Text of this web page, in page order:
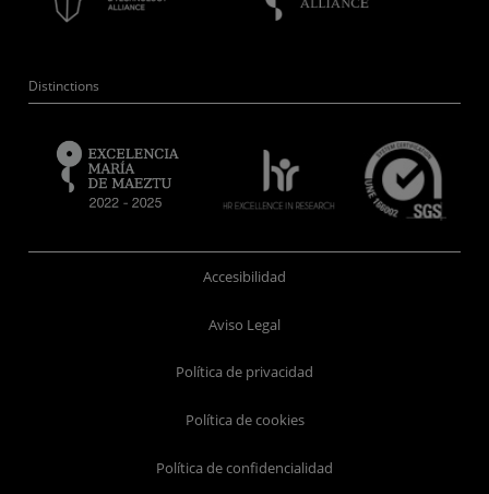
Distinctions
Accesibilidad
Aviso Legal
Política de privacidad
Política de cookies
Política de confidencialidad